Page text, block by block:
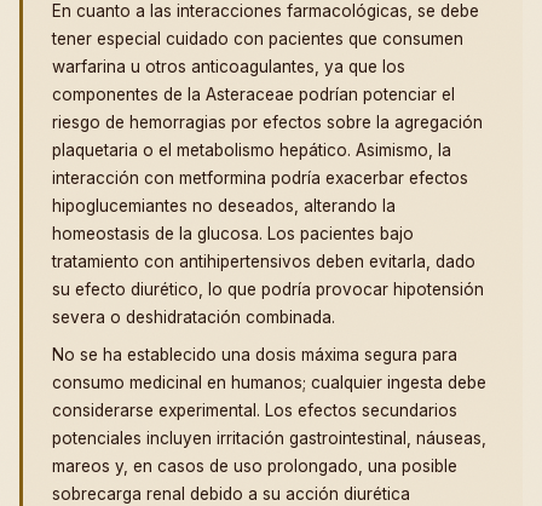
En cuanto a las interacciones farmacológicas, se debe
tener especial cuidado con pacientes que consumen
warfarina u otros anticoagulantes, ya que los
componentes de la Asteraceae podrían potenciar el
riesgo de hemorragias por efectos sobre la agregación
plaquetaria o el metabolismo hepático. Asimismo, la
interacción con metformina podría exacerbar efectos
hipoglucemiantes no deseados, alterando la
homeostasis de la glucosa. Los pacientes bajo
tratamiento con antihipertensivos deben evitarla, dado
su efecto diurético, lo que podría provocar hipotensión
severa o deshidratación combinada.
No se ha establecido una dosis máxima segura para
consumo medicinal en humanos; cualquier ingesta debe
considerarse experimental. Los efectos secundarios
potenciales incluyen irritación gastrointestinal, náuseas,
mareos y, en casos de uso prolongado, una posible
sobrecarga renal debido a su acción diurética